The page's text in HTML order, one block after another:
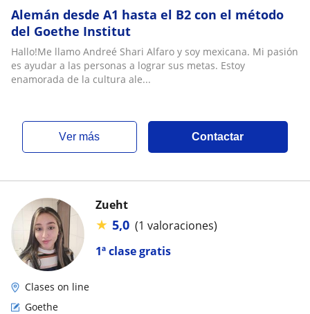
Alemán desde A1 hasta el B2 con el método
del Goethe Institut
Hallo!Me llamo Andreé Shari Alfaro y soy mexicana. Mi pasión
es ayudar a las personas a lograr sus metas. Estoy
enamorada de la cultura ale...
ver más Contactar
1ª clase gratis
Zueht
★ 5,0 (1 valoraciones)
Clases on line
Goethe